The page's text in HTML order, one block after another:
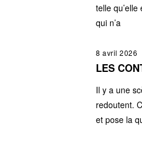
telle
qui n’a
8 avril 2026
LES
Il y a une
redoutent.
et pose la